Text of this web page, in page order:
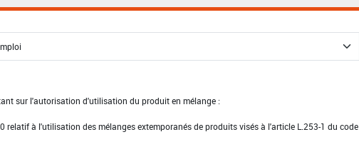
sur l'autorisation d'utilisation du produit en mélange :
relatif à l'utilisation des mélanges extemporanés de produits visés à l'article L.253-1 du code